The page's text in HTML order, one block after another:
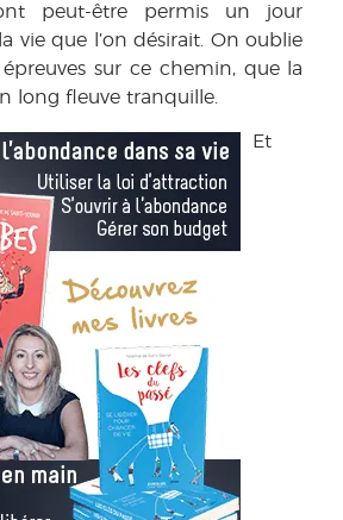
peut-être permis un jour
vie que l’on désirait. On oublie
sur ce chemin, que la
long fleuve tranquille.
Et